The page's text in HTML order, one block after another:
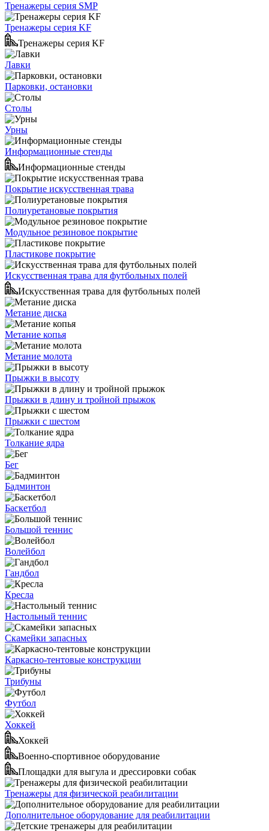
Тренажеры серия SMP
Тренажеры серия KF
Тренажеры серия KF
Лавки
Парковки, остановки
Столы
Урны
Информационные стенды
Информационные стенды
Покрытие искусственная трава
Полиуретановые покрытия
Модульное резиновое покрытие
Пластикове покрытие
Искусственная трава для футбольных полей
Искусственная трава для футбольных полей
Метание диска
Метание копья
Метание молота
Прыжки в высоту
Прыжки в длину и тройной прыжок
Прыжки с шестом
Толкание ядра
Бег
Бадминтон
Баскетбол
Большой теннис
Волейбол
Гандбол
Кресла
Настольный теннис
Скамейки запасных
Каркасно-тентовые конструкции
Трибуны
Футбол
Хоккей
Хоккей
Военно-спортивное оборудование
Площадки для выгула и дрессировки собак
Тренажеры для физической реабилитации
Дополнительное оборудование для реабилитации